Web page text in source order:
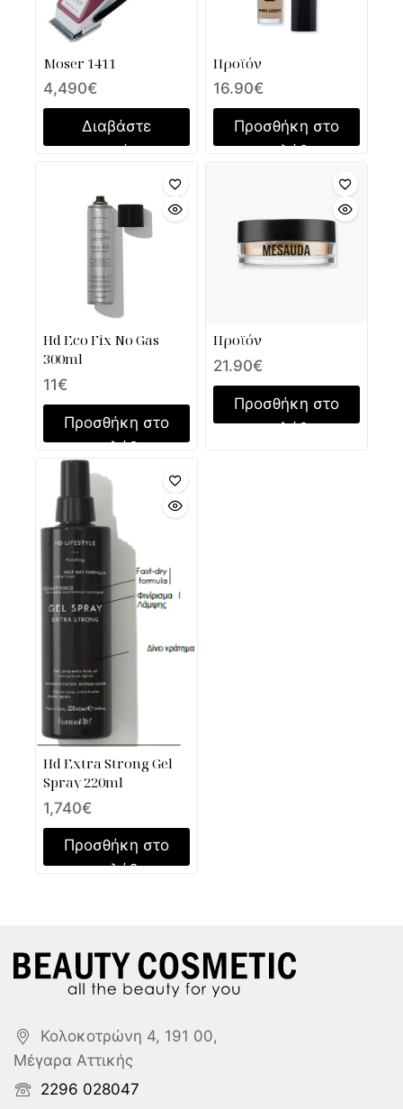
Moser 1411
4,490€
Διαβάστε
περισσότερα
Προϊόν
16.90€
Προσθήκη στο
καλάθι
Hd Eco Fix No Gas
300ml
11€
Προσθήκη στο
καλάθι
Προϊόν
21.90€
Προσθήκη στο
καλάθι
Hd Extra Strong Gel
Spray 220ml
1,740€
Προσθήκη στο
καλάθι
Κολοκοτρώνη 4, 191 00,
Μέγαρα Αττικής
2296 028047